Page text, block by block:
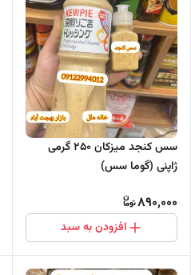
سس کنجد میزکان ٢٥٠ گرمی
ژاپنی (گوما سس)
890,000
افزودن به سبد